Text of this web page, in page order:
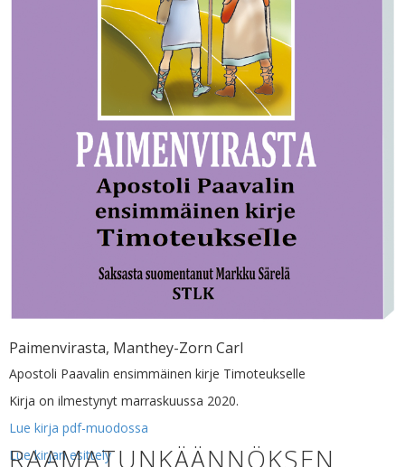
Paimenvirasta, Manthey-Zorn Carl
Apostoli Paavalin ensimmäinen kirje Timoteukselle
Kirja on ilmestynyt marraskuussa 2020.
Lue kirja pdf-muodossa
RAAMATUNKÄÄNNÖKSEN